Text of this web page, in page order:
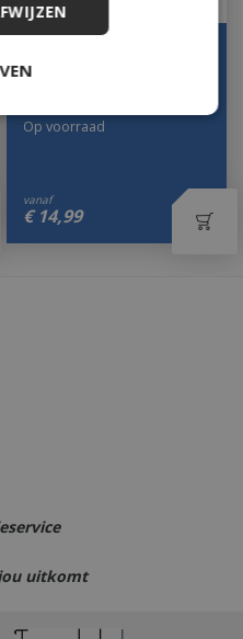
Lolita Lempicka 500 ml
vanaf
€ 14,99
Op voorraad
uitkomt